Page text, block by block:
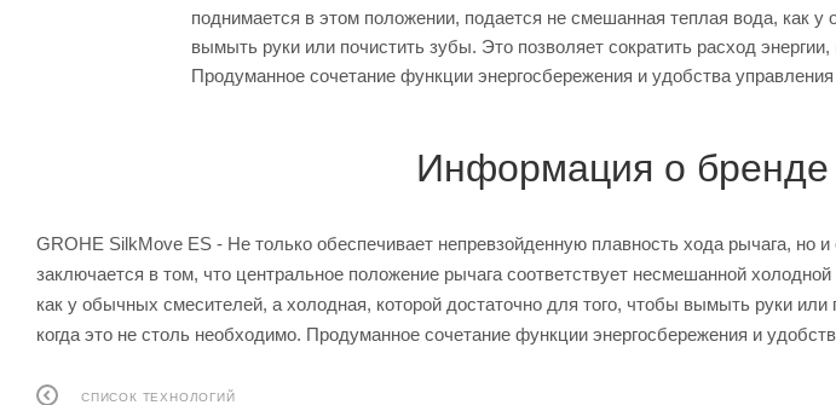
поднимается в этом положении, подается не смешанная теплая вода, как
вымыть руки или почистить зубы. Это позволяет сократить расход
Продуманное сочетание функции энергосбережения и удобства
Информация о бренде
GROHE SilkMove ES - Не только обеспечивает непревзойденную плавность хода рычага, но
заключается в том, что центральное положение рычага соответствует несмешанной
как у обычных смесителей, а холодная, которой достаточно для того, чтобы вымыть руки
когда это не столь необходимо. Продуманное сочетание функции энергосбережения и
СПИСОК ТЕХНОЛОГИЙ